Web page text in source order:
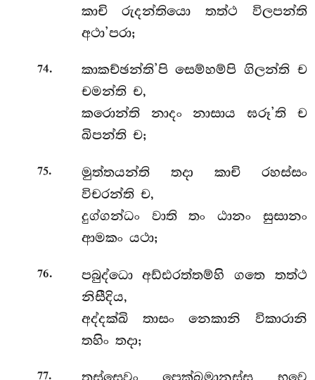
කාචි රුදන්තියො තත්ථ විලපන්ති
අථා’පරා;
74.
කාකච්ඡන්ති’පි සෙම්හම්පි ගිලන්ති ච
චමන්ති ච,
කරොන්ති නාදං නාසාය ඝරූ’ති ච
ඛිපන්ති ච;
75.
මුත්තයන්ති තදා කාචි රහස්සං
විචරන්ති ච,
දුග්ගන්ධං වාති තං ඨානං සුසානං
ආමකං යථා;
76.
පබුද්ධො අඩ්ඪරත්තම්හි ගතෙ තත්ථ
නිසීදිය,
අද්දක්ඛි තාසං නෙකානි විකාරානි
තහිං තදා;
77.